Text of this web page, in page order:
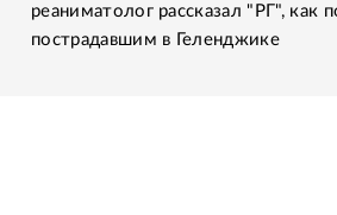
реаниматолог рассказал "РГ", как
пострадавшим в Геленджике